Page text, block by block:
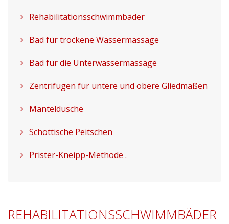
Rehabilitationsschwimmbäder
Bad für trockene Wassermassage
Bad für die Unterwassermassage
Zentrifugen für untere und obere Gliedmaßen
Manteldusche
Schottische Peitschen
Prister-Kneipp-Methode .
REHABILITATIONSSCHWIMMBÄDER